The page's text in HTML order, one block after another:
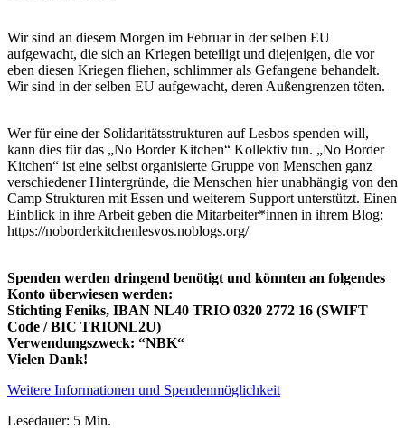
Wir sind an diesem Morgen im Februar in der selben EU
aufgewacht, die sich an Kriegen beteiligt und diejenigen, die vor
eben diesen Kriegen fliehen, schlimmer als Gefangene behandelt.
Wir sind in der selben EU aufgewacht, deren Außengrenzen töten.
Wer für eine der Solidaritätsstrukturen auf Lesbos spenden will,
kann dies für das „No Border Kitchen“ Kollektiv tun. „No Border
Kitchen“ ist eine selbst organisierte Gruppe von Menschen ganz
verschiedener Hintergründe, die Menschen hier unabhängig von den
Camp Strukturen mit Essen und weiterem Support unterstützt. Einen
Einblick in ihre Arbeit geben die Mitarbeiter*innen in ihrem Blog:
https://noborderkitchenlesvos.noblogs.org/
Spenden werden dringend benötigt und könnten an folgendes
Konto überwiesen werden:
Stichting Feniks, IBAN NL40 TRIO 0320 2772 16 (SWIFT
Code / BIC TRIONL2U)
Verwendungszweck: “NBK“
Vielen Dank!
Weitere Informationen und Spendenmöglichkeit
Lesedauer: 5 Min.